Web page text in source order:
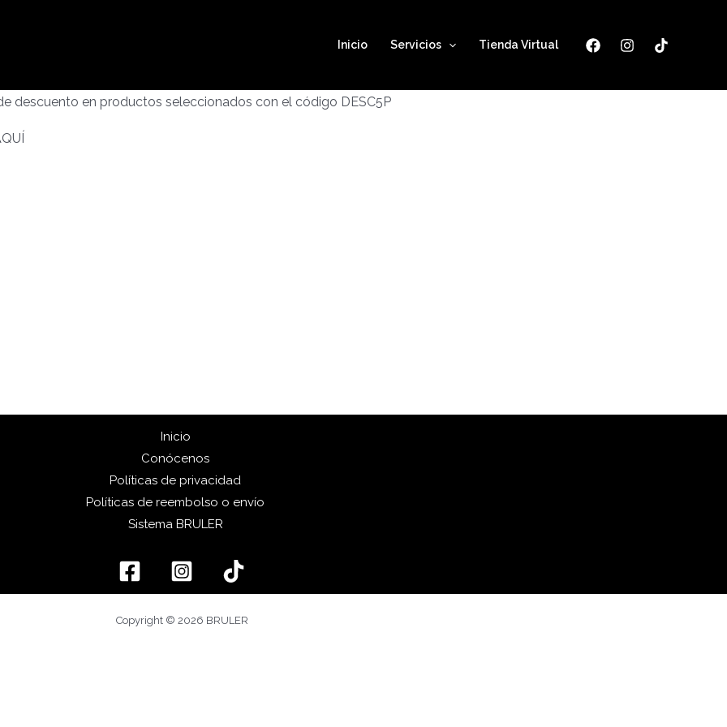
Inicio Servicios Tienda Virtual
descuento en productos seleccionados con el código DESC5P
Inicio
Conócenos
Políticas de privacidad
Políticas de reembolso o envío
Sistema BRULER
Copyright © 2026 BRULER